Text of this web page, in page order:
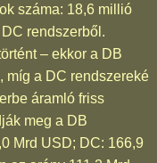
száma: 18,6 millió
rendszerből.
– ekkor a DB
míg a DC rendszereké
áramló friss
meg a DB
Mrd USD; DC: 166,9